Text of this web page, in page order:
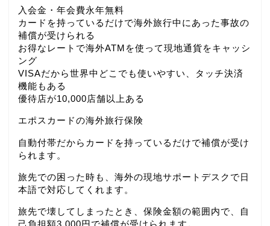
入会金・年会費永年無料
カードを持っているだけで海外旅行中にあった事故の
補償が受けられる
お得なレートで海外ATMを使って現地通貨をキャッシ
ング
VISAだから世界中どこでも使いやすい、タッチ決済
機能もある
優待店が10,000店舗以上ある
エポスカードの海外旅行保険
自動付帯だからカードを持っているだけで補償が受け
られます。
旅先での困った時も、海外の現地サポートデスクで日
本語で対応してくれます。
旅先で壊してしまったとき、保険金額の範囲内で、自
己負担額3,000円で補償が受けられます。